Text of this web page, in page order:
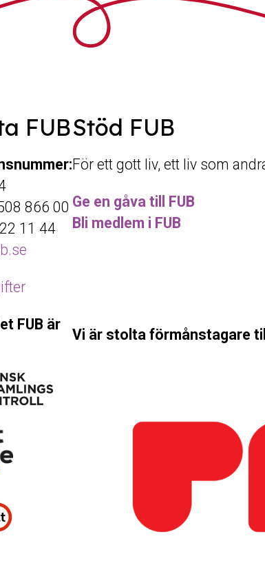
FUB
866 00
11 44
FUB är
Stöd FUB
För ett gott liv, ett liv som
Ge en gåva till FUB
Bli medlem i FUB
Vi är stolta förmånstagare